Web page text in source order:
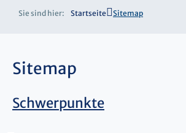
Sie sind hier: Startseite Sitemap
Sitemap
Schwerpunkte